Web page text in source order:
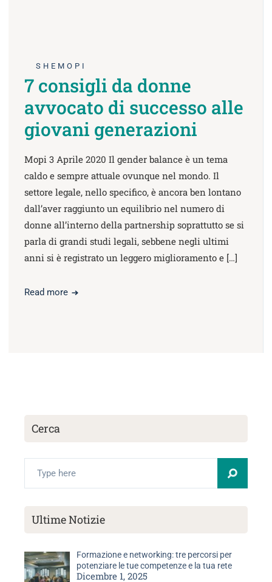
SHEMOPI
7 consigli da donne
avvocato di successo alle
giovani generazioni
Mopi 3 Aprile 2020 Il gender balance è un tema
caldo e sempre attuale ovunque nel mondo. Il
settore legale, nello specifico, è ancora ben lontano
dall’aver raggiunto un equilibrio nel numero di
donne all’interno della partnership soprattutto se si
parla di grandi studi legali, sebbene negli ultimi
anni si è registrato un leggero miglioramento e […]
Read more
Cerca
Search
Ultime Notizie
Formazione e networking: tre percorsi per
potenziare le tue competenze e la tua rete
Dicembre 1, 2025